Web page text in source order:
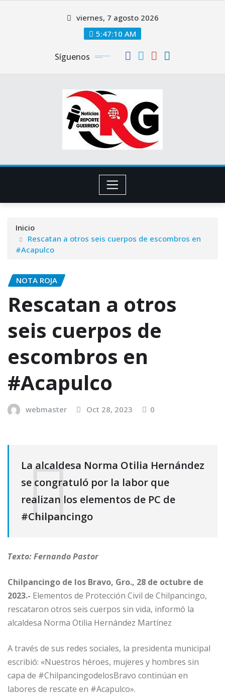
viernes, 7 agosto 2026
5:47:10 AM
Síguenos
Inicio
Rescatan a otros seis cuerpos de escombros en
#Acapulco
NOTA ROJA
Rescatan a otros
seis cuerpos de
escombros en
#Acapulco
webmaster Oct 28, 2023 0
La alcaldesa Norma Otilia Hernández
se congratuló por la labor que
realizan los elementos de PC de
#Chilpancingo
Texto: Fernando Pastor
Chilpancingo de los Bravo, Gro., 28 de octubre de
2023.- Elementos de Protección Civil de Chilpancingo,
rescataron otros seis cuerpos sin vida, informó la
alcaldesa Norma Otilia Hernández Martínez
A través de sus redes sociales, la presidenta municipal
escribió: «Nuestros héroes, mujeres y hombres sin
capa de #ChilpancingodelosBravo continúan en
labores de rescate en #Acapulco».